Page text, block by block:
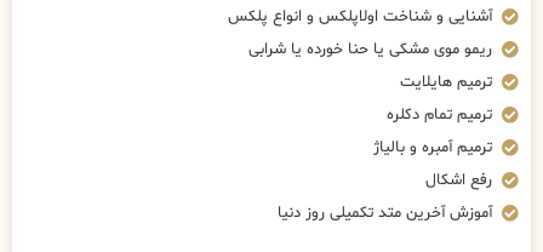
آشنایی و شناخت اولاپلکس و انواع پلکس
ریمو موی مشکی یا حنا خورده یا شرابی
ترمیم هایلایت
ترمیم تمام دکلره
ترمیم آمبره و بالیاژ
رفع اشکال
آموزش آخرین متد تکمیلی روز دنیا